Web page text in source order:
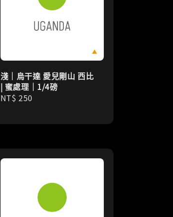
淺｜烏干達 愛兒剛山 西比
| 蜜處理｜1/4磅
Regular
NT$ 250